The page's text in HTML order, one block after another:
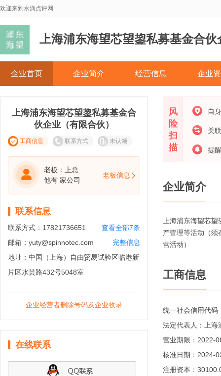
欢迎来到水滴点评网
上海浦东海望芯望鋆私募基金合
企业首页 企业简介 经营信息 企业
上海浦东海望芯望鋆私募基金合
伙企业（有限合伙）
工商信息 联系方式 未认领
老板：上总
他有 家公司
老板信息
联系信息
联系方式： 17821736651
查看全部7条
邮箱： yuty@spinnotec.com
完整信息
地址： 中国（上海）自由贸易试验区临港新
片区水芸路432号5048室
企业经营者删除号码及企业收录
在线联系
风
险
扫
描
自
关
提
企业简介
上海浦东海望芯
产管理等活动（须
营活动）
工商信息
统一社会信用代码
法定代表人：
上
营业期限： 2022-
核准日期： 2024-
注册资本：